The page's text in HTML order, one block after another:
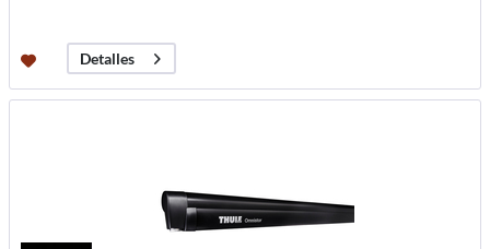
Detalles